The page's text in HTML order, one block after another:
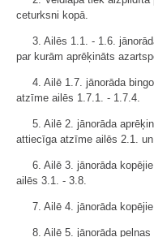
ceturksni kopā.
3. Ailēs 1.1. - 1.6.
par kurām aprēķināts
4. Ailē 1.7. jānorāda
atzīme ailēs 1.7.1. - 1.7.4.
5. Ailē 2. jānorāda
attiecīga atzīme ailēs 2.1.
6. Ailē 3. jānorāda
ailēs 3.1. - 3.8.
7. Ailē 4. jānorāda
8. Ailē 5. jānorāda